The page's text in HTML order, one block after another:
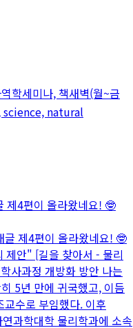
학세미나, 책새벽(월~금
natural
제4편이 올라왔네요! 🤓